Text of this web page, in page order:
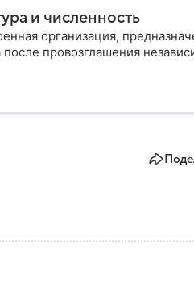
и численность
организация,
провозглашения